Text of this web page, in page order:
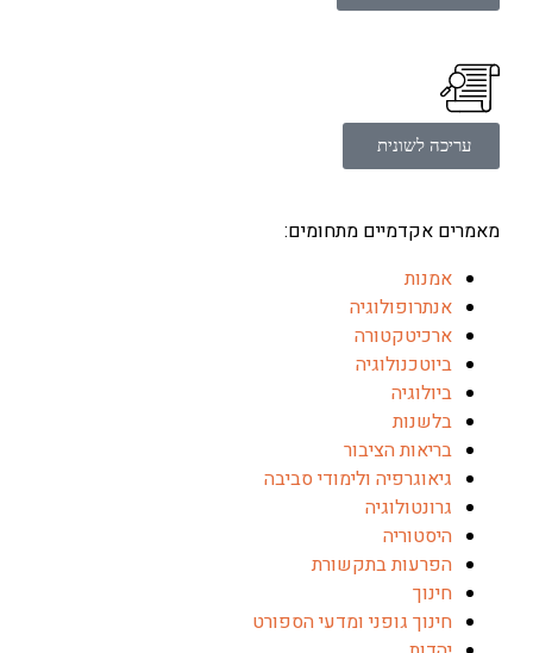
עריכה לשונית
מאמרים אקדמיים מתחומים:
אמנות
אנתרופולוגיה
ארכיטקטורה
ביוטכנולוגיה
ביולוגיה
בלשנות
בריאות הציבור
גיאוגרפיה ולימודי סביבה
גרונטולוגיה
היסטוריה
הפרעות בתקשורת
חינוך
חינוך גופני ומדעי הספורט